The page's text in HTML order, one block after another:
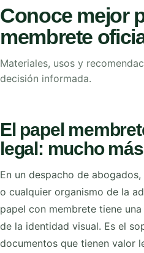
Conoce mejor
membrete
Materiales, usos y
decisión informada.
El papel
legal: mucho
En un despacho de
o cualquier organismo de la
papel con membrete tiene
de la identidad visual. Es el
documentos que tienen valor